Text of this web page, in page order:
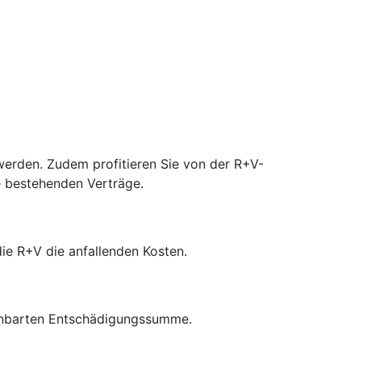
Zudem profitieren Sie von der R+V-
Verträge.
R+V die anfallenden Kosten.
Entschädigungssumme.